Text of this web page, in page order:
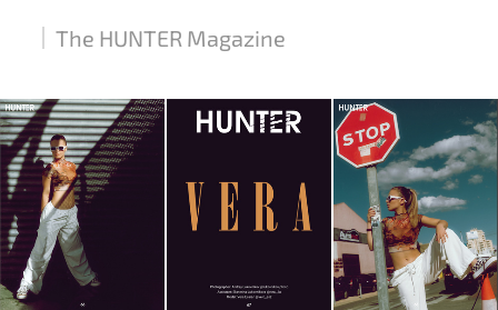
The HUNTER Magazine